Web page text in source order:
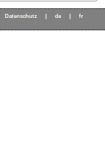
Datenschutz de fr